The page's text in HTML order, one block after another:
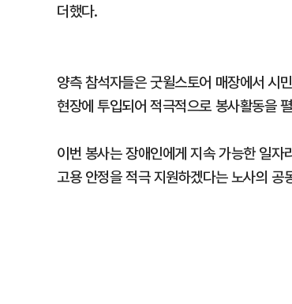
더했다.
양측 참석자들은 굿윌스토어 매장에서 시
현장에 투입되어 적극적으로 봉사활동을
이번 봉사는 장애인에게 지속 가능한 일
고용 안정을 적극 지원하겠다는 노사의 공